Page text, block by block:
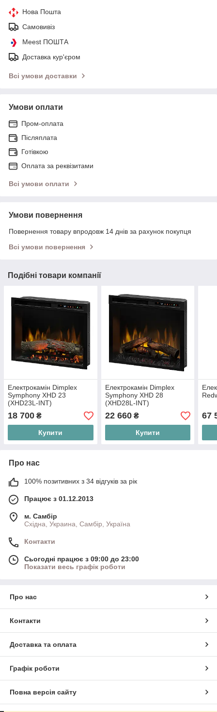
Нова Пошта
Самовивіз
Meest ПОШТА
Доставка кур'єром
Всі умови доставки
Умови оплати
Пром-оплата
Післяплата
Готівкою
Оплата за реквізитами
Всі умови оплати
Умови повернення
Повернення товару впродовж 14 днів за рахунок покупця
Всі умови повернення
Подібні товари компанії
Електрокамін Dimplex
Symphony XHD 23
(XHD23L-INT)
18 700 ₴
Купити
Електрокамін Dimplex
Symphony XHD 28
(XHD28L-INT)
22 660₴
Купити
67
Про нас
100% позитивних з 34 відгуків за рік
Працює з 01.12.2013
м. Самбір
Східна, Украина, Самбір, Україна
Контакти
Сьогодні працює з 09:00 до 23:00
Показати весь графік роботи
Про нас
Контакти
Доставка та оплата
Графік роботи
Повна версія сайту